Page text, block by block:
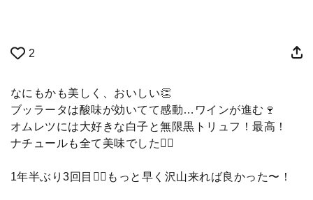
2
なにもかも美しく、おいしい👏
ブッラータは酸味が効いてて感動…ワインが進む🍷
オムレツには大好きな白子と無限黒トリュフ！最高！
ナチュールも全て美味でした😮‍💨
1年半ぶり3回目🙆‍♂️もっと早く沢山来れば良かった〜！